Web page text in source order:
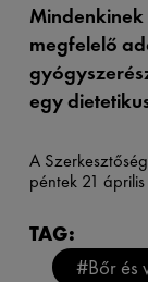
megfelelő
egy
A Szerkesztőség
péntek 21 április
TAG:
#Bőr és